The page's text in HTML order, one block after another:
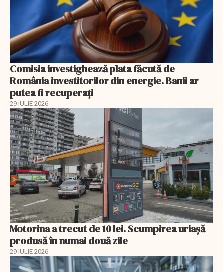
Comisia investighează plata făcută de
România investitorilor din energie. Banii ar
putea fi recuperați
29 IULIE 2026
Motorina a trecut de 10 lei. Scumpirea uriașă
produsă în numai două zile
29 IULIE 2026